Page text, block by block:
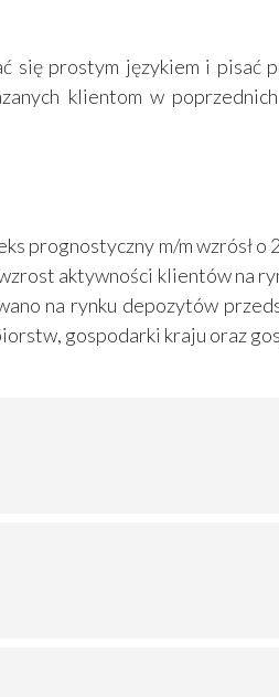
prostym językiem i pisać
klientom w
prognostyczny m/m wzrósł
aktywności klientów na
na rynku depozytów
gospodarki kraju oraz